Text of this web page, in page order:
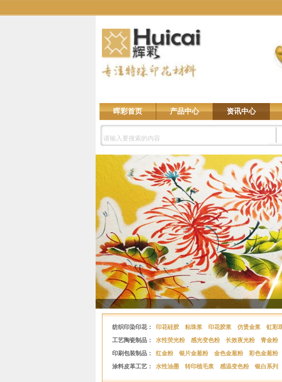
晖彩首页 产品中心 资讯中心
纺织印染印花： 印花硅胶 粘珠浆 印花胶浆 仿烫金浆 虹彩
工艺陶瓷制品： 水性荧光粉 感光变色粉 长效夜光粉 青金粉
印刷包装制品： 红金粉 银片金葱粉 金色金葱粉 彩色金葱粉
涂料皮革工艺： 水性油墨 转印植毛浆 感温变色粉 银白系列